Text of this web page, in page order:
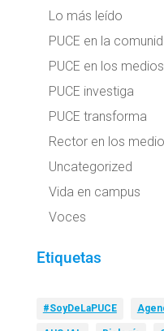
Lo más leído
PUCE en la
PUCE en los medios
PUCE investiga
PUCE transforma
Rector en los
Uncategorized
Vida en campus
Voces
Etiquetas
#SoyDeLaPUCE